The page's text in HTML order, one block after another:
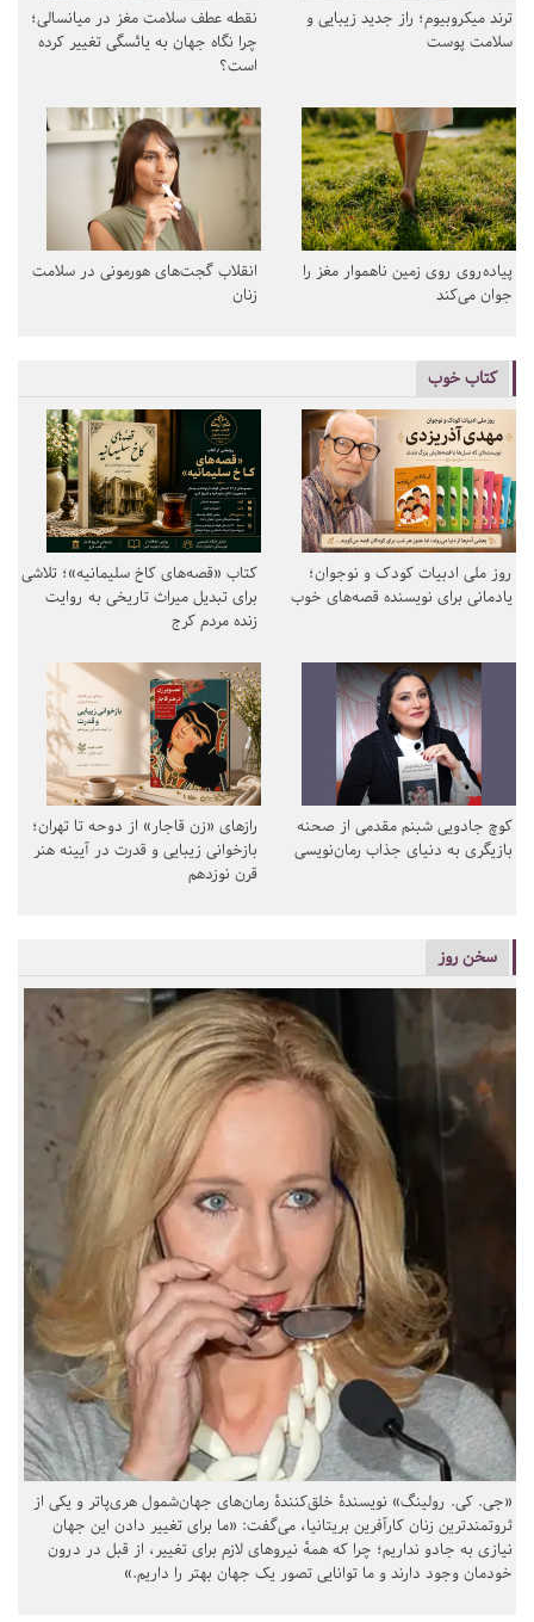
ترند میکروبیوم؛ راز جدید زیبایی و
سلامت پوست
نقطه عطف سلامت مغز در میانسالی؛
چرا نگاه جهان به یائسگی تغییر کرده
است؟
پیاده‌روی روی زمین ناهموار مغز را
جوان می‌کند
انقلاب گجت‌های هورمونی در سلامت
زنان
کتاب خوب
روز ملی ادبیات کودک و نوجوان؛
یادمانی برای نویسنده قصه‌های خوب
کتاب «قصه‌های کاخ سلیمانیه»؛ تلاشی
برای تبدیل میراث تاریخی به روایت
زنده مردم کرج
کوچ جادویی شبنم مقدمی از صحنه
بازیگری به دنیای جذاب رمان‌نویسی
رازهای «زن قاجار» از دوحه تا تهران؛
بازخوانی زیبایی و قدرت در آیینه هنر
قرن نوزدهم
سخن روز
«جی. کی. رولینگ» نویسندهٔ خلق‌کنندهٔ رمان‌های جهان‌شمول هری‌پاتر و یکی از
ثروتمندترین زنان کارآفرین بریتانیا، می‌گفت: «ما برای تغییر دادن این جهان
نیازی به جادو نداریم؛ چرا که همهٔ نیروهای لازم برای تغییر، از قبل در درون
خودمان وجود دارند و ما توانایی تصور یک جهان بهتر را داریم.»